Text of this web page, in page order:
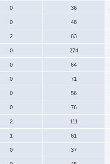
0 36
0 48
2 83
0 274
0 64
0 71
0 56
0 76
2 111
1 61
0 37